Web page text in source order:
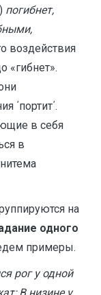
погибнет,
воздействия
«гибнет».
΄портит΄.
в себя
в
на
одного
примеры.
рог у одной